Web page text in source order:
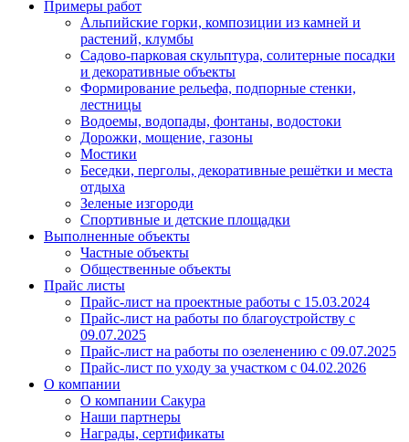
Примеры работ
Альпийские горки, композиции из камней и
растений, клумбы
Садово-парковая скульптура, солитерные посадки
и декоративные объекты
Формирование рельефа, подпорные стенки,
лестницы
Водоемы, водопады, фонтаны, водостоки
Дорожки, мощение, газоны
Мостики
Беседки, перголы, декоративные решётки и места
отдыха
Зеленые изгороди
Спортивные и детские площадки
Выполненные объекты
Частные объекты
Общественные объекты
Прайс листы
Прайс-лист на проектные работы c 15.03.2024
Прайс-лист на работы по благоустройству с
09.07.2025
Прайс-лист на работы по озеленению с 09.07.2025
Прайс-лист по уходу за участком c 04.02.2026
О компании
О компании Сакура
Наши партнеры
Награды, сертификаты